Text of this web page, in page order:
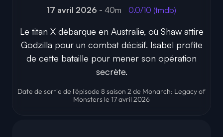
17 avril 2026 - 40m 0.0/10 (tmdb)
Le titan X débarque en Australie, où Shaw attire
Godzilla pour un combat décisif. Isabel profite
de cette bataille pour mener son opération
secrète.
Date de sortie de l'épisode 8 saison 2 de Monarch: Legacy of
Monsters le 17 avril 2026